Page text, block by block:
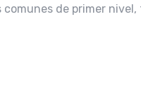
de primer nivel,